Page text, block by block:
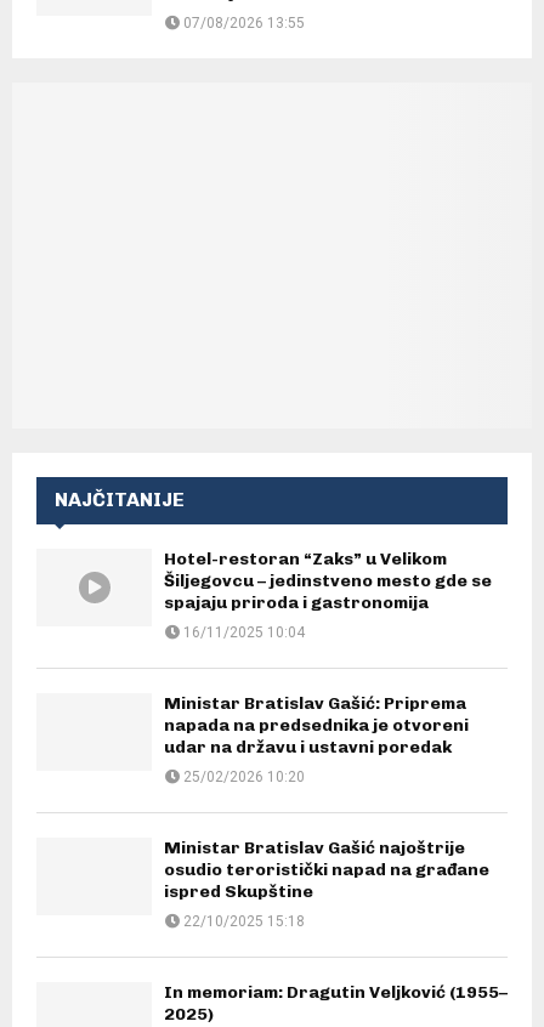
07/08/2026 13:55
NAJČITANIJE
Hotel-restoran “Zaks” u Velikom
Šiljegovcu – jedinstveno mesto gde se
spajaju priroda i gastronomija
16/11/2025 10:04
Ministar Bratislav Gašić: Priprema
napada na predsednika je otvoreni
udar na državu i ustavni poredak
25/02/2026 10:20
Ministar Bratislav Gašić najoštrije
osudio teroristički napad na građane
ispred Skupštine
22/10/2025 15:18
In memoriam: Dragutin Veljković (1955–
2025)